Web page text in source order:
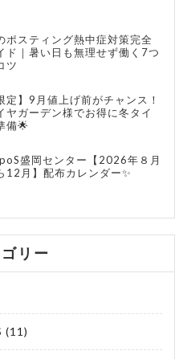
ポスティング熱中症対策完全
ド｜暑い日も無理せず働く7つ
ツ
定】9月値上げ前がチャンス！
ヤガーデン様でお得に冬タイ
備🌟
盛岡センター【2026年８月
12月】配布カレンダー✨
リー
(11)